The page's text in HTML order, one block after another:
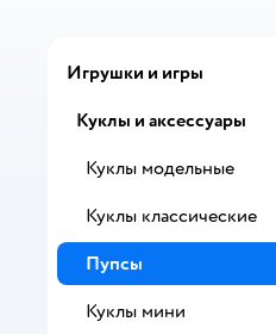
Игрушки и игры
Куклы и аксессуары
Куклы модельные
Куклы классические
Пупсы
Куклы мини